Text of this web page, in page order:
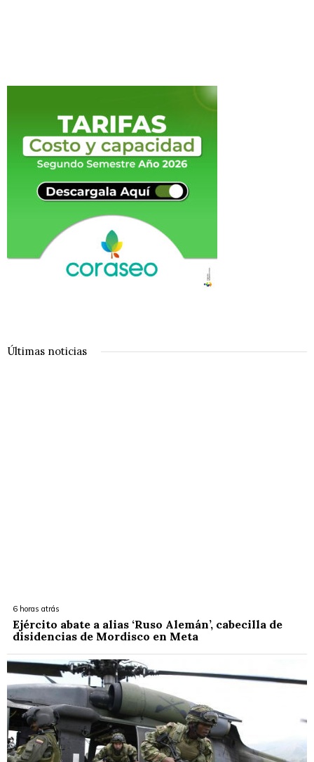
Últimas noticias
6 horas atrás
Ejército abate a alias ‘Ruso Alemán’, cabecilla de
disidencias de Mordisco en Meta